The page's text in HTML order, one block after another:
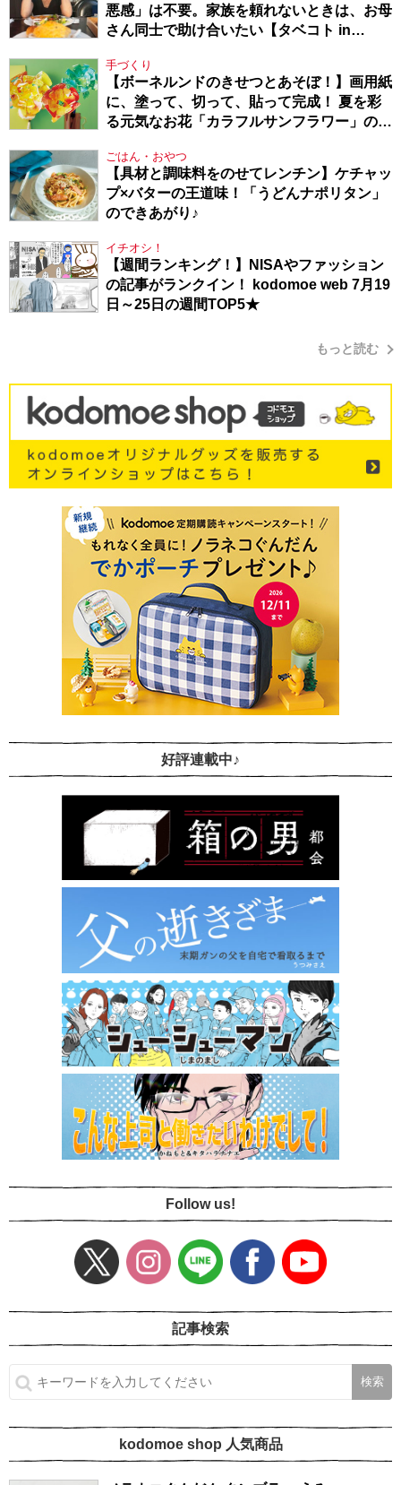
悪感」は不要。家族を頼れないときは、お母
さん同士で助け合いたい【タベコト in
手づくり
【ボーネルンドのきせつとあそぼ！】画用紙
に、塗って、切って、貼って完成！ 夏を彩
る元気なお花「カラフルサンフラワー」の作
ごはん・おやつ
【具材と調味料をのせてレンチン】ケチャッ
プ×バターの王道味！「うどんナポリタン」
のできあがり♪
イチオシ！
【週間ランキング！】NISAやファッション
の記事がランクイン！ kodomoe web 7月19
日～25日の週間TOP5★
もっと読む
好評連載中♪
Follow us!
記事検索
kodomoe shop 人気商品